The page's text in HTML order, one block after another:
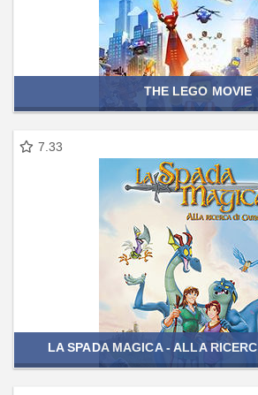
THE LEGO MOVIE
7.33
LA SPADA MAGICA - ALLA